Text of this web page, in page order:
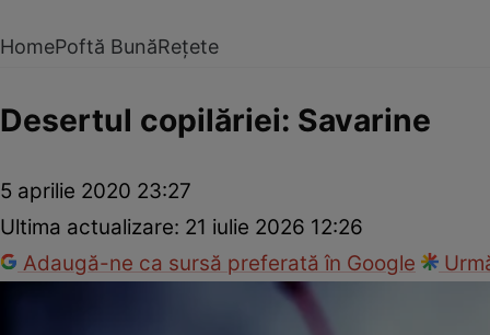
HomePoftă BunăRețete
Desertul copilăriei: Savarine
5 aprilie 2020 23:27
Ultima actualizare: 21 iulie 2026 12:26
Adaugă-ne ca sursă preferată în Google